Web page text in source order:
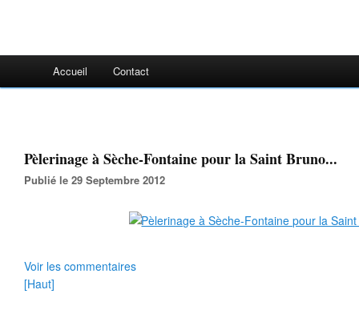
Accueil Contact
Pèlerinage à Sèche-Fontaine pour la Saint Bruno...
Publié le 29 Septembre 2012
Voir les commentaires
[Haut]